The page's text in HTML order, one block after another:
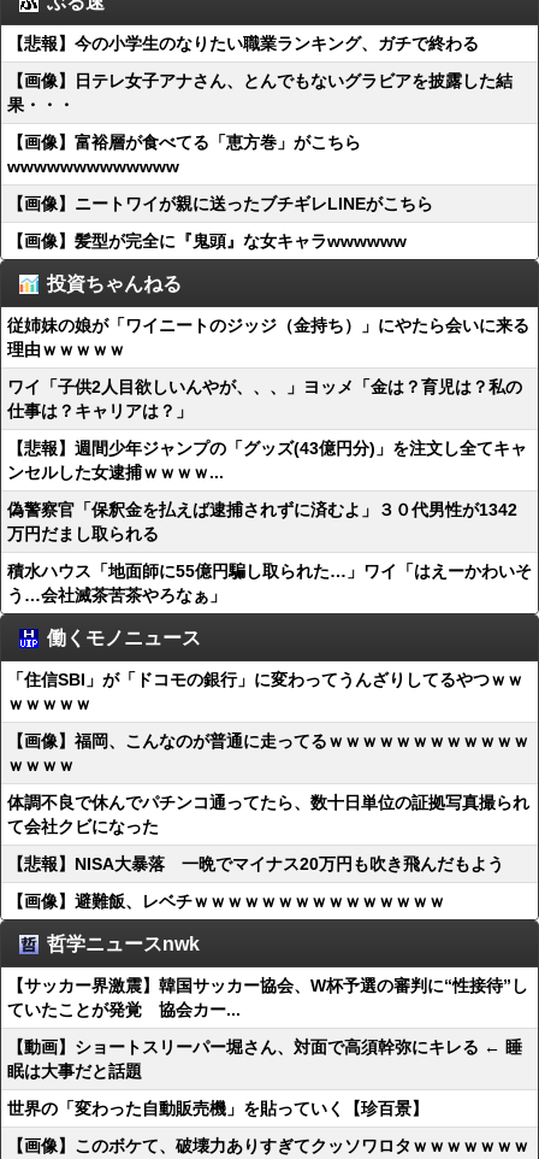
【悲報】今の小学生のなりたい職業ランキング、ガチで終わる
【画像】日テレ女子アナさん、とんでもないグラビアを披露した結
果・・・
【画像】富裕層が食べてる「恵方巻」がこちら
wwwwwwwwwwwww
【画像】ニートワイが親に送ったブチギレLINEがこちら
【画像】髪型が完全に『鬼頭』な女キャラwwwwww
投資ちゃんねる
従姉妹の娘が「ワイニートのジッジ（金持ち）」にやたら会いに来る
理由ｗｗｗｗｗ
ワイ「子供2人目欲しいんやが、、、」ヨッメ「金は？育児は？私の
仕事は？キャリアは？」
【悲報】週間少年ジャンプの「グッズ(43億円分)」を注文し全てキャ
ンセルした女逮捕ｗｗｗｗ...
偽警察官「保釈金を払えば逮捕されずに済むよ」３０代男性が1342
万円だまし取られる
積水ハウス「地面師に55億円騙し取られた…」ワイ「はえーかわいそ
う…会社滅茶苦茶やろなぁ」
働くモノニュース
「住信SBI」が「ドコモの銀行」に変わってうんざりしてるやつｗｗ
ｗｗｗｗｗ
【画像】福岡、こんなのが普通に走ってるｗｗｗｗｗｗｗｗｗｗｗｗ
ｗｗｗｗ
体調不良で休んでパチンコ通ってたら、数十日単位の証拠写真撮られ
て会社クビになった
【悲報】NISA大暴落 一晩でマイナス20万円も吹き飛んだもよう
【画像】避難飯、レベチｗｗｗｗｗｗｗｗｗｗｗｗｗｗｗ
哲学ニュースnwk
【サッカー界激震】韓国サッカー協会、W杯予選の審判に“性接待”し
ていたことが発覚 協会カー...
【動画】ショートスリーパー堀さん、対面で高須幹弥にキレる ← 睡
眠は大事だと話題
世界の「変わった自動販売機」を貼っていく【珍百景】
【画像】このボケて、破壊力ありすぎてクッソワロタｗｗｗｗｗｗｗ